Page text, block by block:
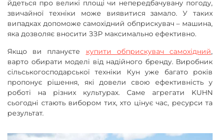
йдеться про великі площі чи непередбачувану погоду,
звичайної техніки може виявитися замало. У таких
випадках допоможе самохідний обприскувач – машина,
яка дозволяє вносити ЗЗР максимально ефективно.
Якщо ви плануєте купити обприскувач самохідний,
варто обирати моделі від надійного бренду. Виробник
сільськогосподарської техніки Кун уже багато років
пропонує рішення, які довели свою ефективність у
роботі на різних культурах. Саме агрегати KUHN
сьогодні стають вибором тих, хто цінує час, ресурси та
результат.